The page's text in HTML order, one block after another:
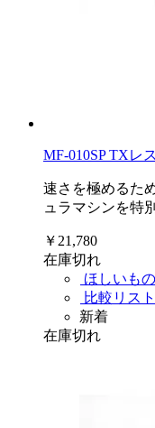
MF-010SP TXレ
速さを極めるた
ュラマシンを特
￥21,780
在庫切れ
ほしいも
比較リス
新着
在庫切れ